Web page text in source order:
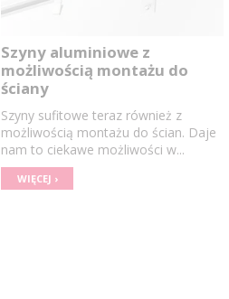
Szyny aluminiowe z
możliwością montażu do
ściany
Szyny sufitowe teraz również z
możliwością montażu do ścian. Daje
nam to ciekawe możliwości w...
WIĘCEJ ›